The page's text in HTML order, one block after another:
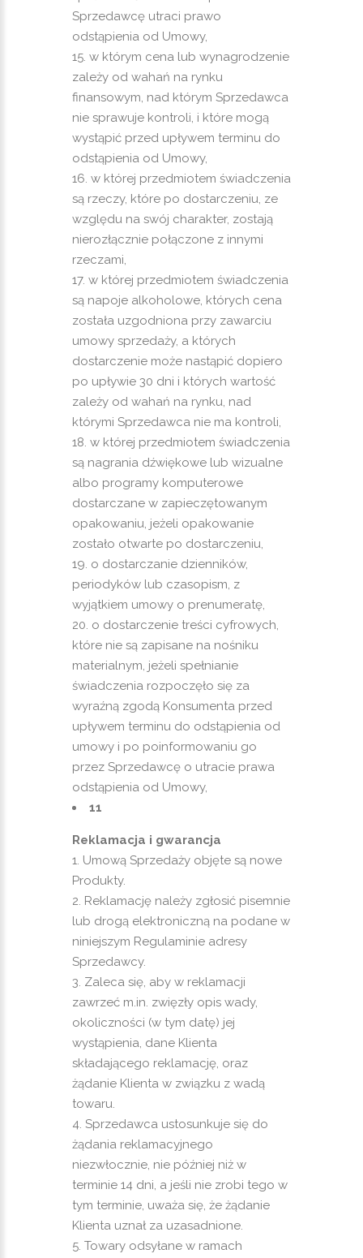
Sprzedawcę utraci prawo
odstąpienia od Umowy,
w którym cena lub wynagrodzenie
zależy od wahań na rynku
finansowym, nad którym Sprzedawca
nie sprawuje kontroli, i które mogą
wystąpić przed upływem terminu do
odstąpienia od Umowy,
w której przedmiotem świadczenia
są rzeczy, które po dostarczeniu, ze
względu na swój charakter, zostają
nierozłącznie połączone z innymi
rzeczami,
w której przedmiotem świadczenia
są napoje alkoholowe, których cena
została uzgodniona przy zawarciu
umowy sprzedaży, a których
dostarczenie może nastąpić dopiero
po upływie 30 dni i których wartość
zależy od wahań na rynku, nad
którymi Sprzedawca nie ma kontroli,
w której przedmiotem świadczenia
są nagrania dźwiękowe lub wizualne
albo programy komputerowe
dostarczane w zapieczętowanym
opakowaniu, jeżeli opakowanie
zostało otwarte po dostarczeniu,
o dostarczanie dzienników,
periodyków lub czasopism, z
wyjątkiem umowy o prenumeratę,
o dostarczenie treści cyfrowych,
które nie są zapisane na nośniku
materialnym, jeżeli spełnianie
świadczenia rozpoczęło się za
wyraźną zgodą Konsumenta przed
upływem terminu do odstąpienia od
umowy i po poinformowaniu go
przez Sprzedawcę o utracie prawa
odstąpienia od Umowy,
11
Reklamacja i gwarancja
Umową Sprzedaży objęte są nowe
Produkty.
Reklamację należy zgłosić pisemnie
lub drogą elektroniczną na podane w
niniejszym Regulaminie adresy
Sprzedawcy.
Zaleca się, aby w reklamacji
zawrzeć m.in. zwięzły opis wady,
okoliczności (w tym datę) jej
wystąpienia, dane Klienta
składającego reklamację, oraz
żądanie Klienta w związku z wadą
towaru.
Sprzedawca ustosunkuje się do
żądania reklamacyjnego
niezwłocznie, nie później niż w
terminie 14 dni, a jeśli nie zrobi tego w
tym terminie, uważa się, że żądanie
Klienta uznał za uzasadnione.
Towary odsyłane w ramach